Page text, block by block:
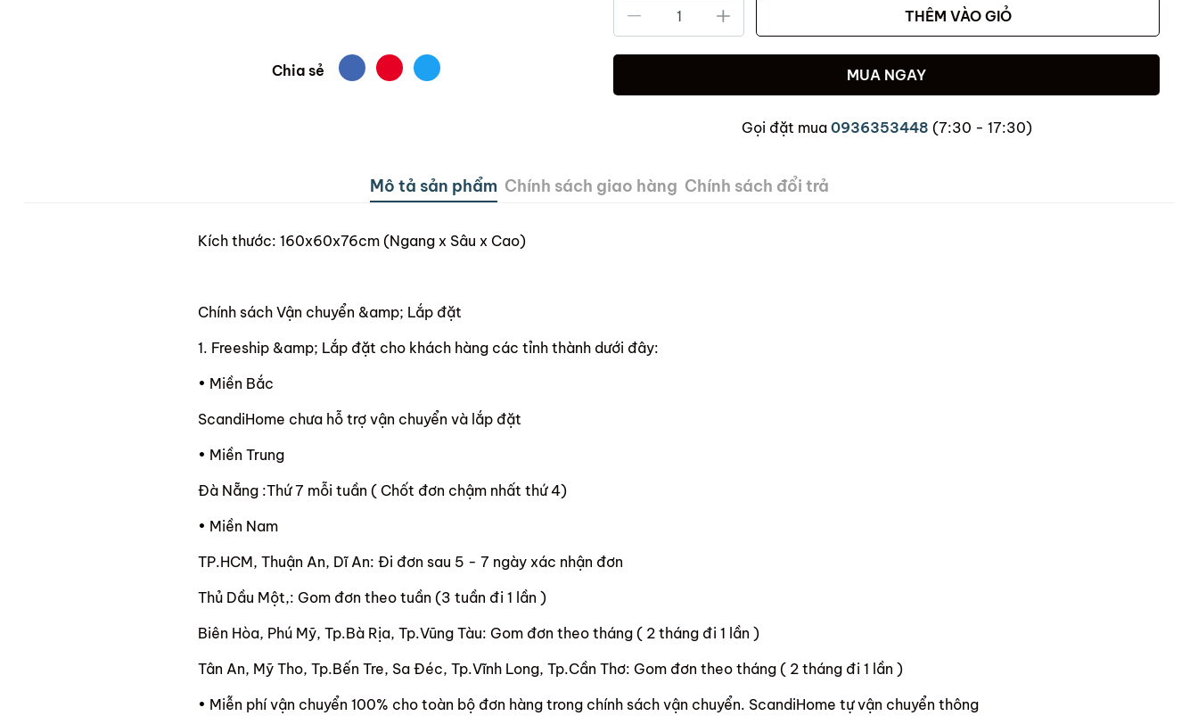
Chia sẻ
THÊM VÀO GIỎ
MUA NGAY
Gọi đặt mua 0936353448 (7:30 - 17:30)
Mô tả sản phẩm Chính sách giao hàng Chính sách đổi trả
Kích thước: 160x60x76cm (Ngang x Sâu x Cao)
Chính sách Vận chuyển &amp; Lắp đặt
1. Freeship &amp; Lắp đặt cho khách hàng các tỉnh thành dưới đây:
• Miền Bắc
ScandiHome chưa hỗ trợ vận chuyển và lắp đặt
• Miền Trung
Đà Nẵng :Thứ 7 mỗi tuần ( Chốt đơn chậm nhất thứ 4)
• Miền Nam
TP.HCM, Thuận An, Dĩ An: Đi đơn sau 5 - 7 ngày xác nhận đơn
Thủ Dầu Một,: Gom đơn theo tuần (3 tuần đi 1 lần )
Biên Hòa, Phú Mỹ, Tp.Bà Rịa, Tp.Vũng Tàu: Gom đơn theo tháng ( 2 tháng đi 1 lần )
Tân An, Mỹ Tho, Tp.Bến Tre, Sa Đéc, Tp.Vĩnh Long, Tp.Cần Thơ: Gom đơn theo tháng ( 2 tháng đi 1 lần )
• Miễn phí vận chuyển 100% cho toàn bộ đơn hàng trong chính sách vận chuyển. ScandiHome tự vận chuyển thông